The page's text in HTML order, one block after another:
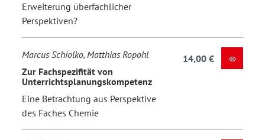
Erweiterung überfachlicher
Perspektiven?
Marcus Schiolko, Matthias Ropohl
Zur Fachspezifität von
Unterrichtsplanungskompetenz
Eine Betrachtung aus Perspektive
des Faches Chemie
14,00 €